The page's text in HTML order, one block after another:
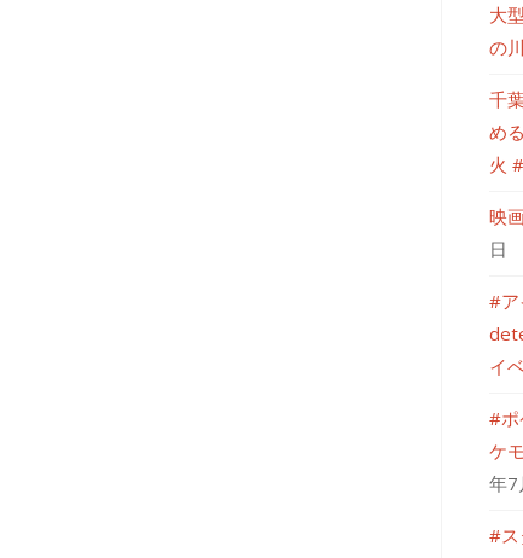
大
の
千
め
火
映
日
#ア
イ
#ポ
ケ
年7
#ス